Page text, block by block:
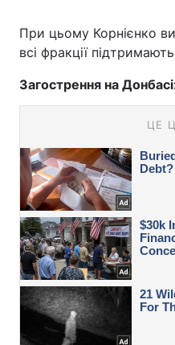
При цьому Корнієнко
всі фракції
Загострення на